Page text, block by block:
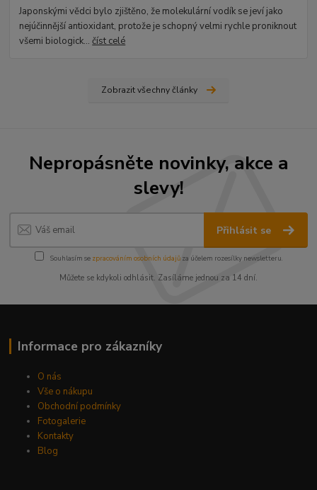
Japonskými vědci bylo zjištěno, že molekulární vodík se jeví jako
nejúčinnější antioxidant, protože je schopný velmi rychle proniknout
všemi biologick...číst celé
Zobrazit všechny články
Nepropásněte novinky, akce a
slevy!
Přihlásit se
Souhlasím se zpracováním osobních údajůza účelem rozesílky newsletteru.
Můžete se kdykoli odhlásit. Zasíláme jednou za 14 dní.
Informace pro zákazníky
O nás
Vše o nákupu
Obchodní podmínky
Fotogalerie
Kontakty
Blog